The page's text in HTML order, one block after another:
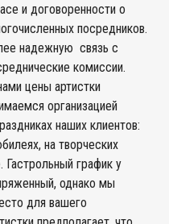
и договоренности о
посредников.
надежную связь с
комиссии.
цены артистки
организацией
наших клиентов:
на творческих
Гастрольный график у
однако мы
для вашего